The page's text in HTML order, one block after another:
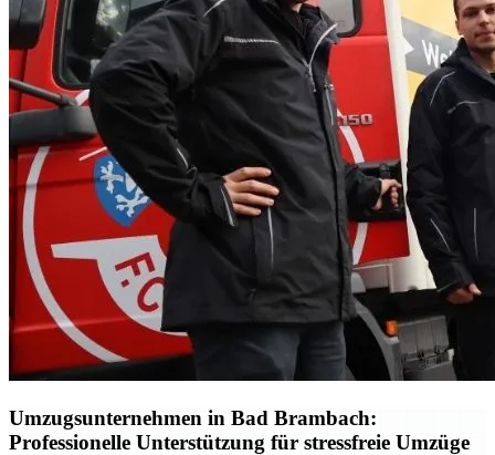
Umzugsunternehmen in Bad Brambach:
Professionelle Unterstützung für stressfreie Umzüge